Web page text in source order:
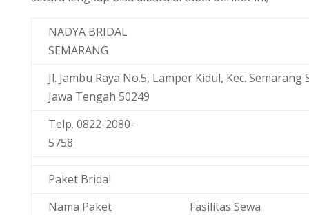
NADYA BRIDAL
SEMARANG
Jl. Jambu Raya No.5, Lamper Kidul, Kec. Semarang
Jawa Tengah 50249
Telp. 0822-2080-
5758
Paket Bridal
Nama Paket
Fasilitas Sewa